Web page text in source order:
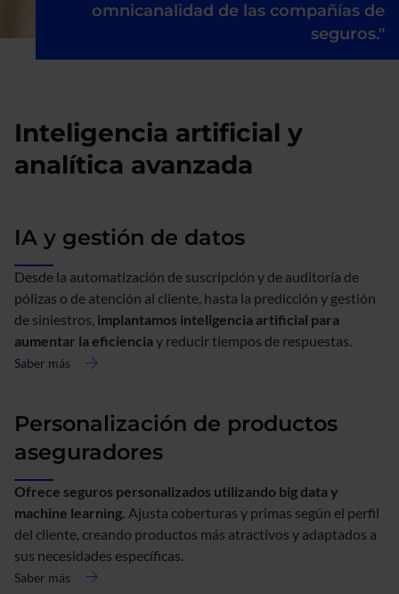
omnicanalidad de las compañías de
seguros."
Inteligencia artificial y
analítica avanzada
IA y gestión de datos
Desde la automatización de suscripción y de auditoría de
pólizas o de atención al cliente, hasta la predicción y gestión
de siniestros, implantamos inteligencia artificial para
aumentar la eficienciay reducir tiempos de respuestas.
Saber más
acerca
y
gestión
de
datos
Personalización de productos
aseguradores
Ofrece seguros personalizados utilizando big data y
machine learning. Ajusta coberturas y primas según el perfil
del cliente, creando productos más atractivos y adaptados a
sus necesidades específicas.
Saber más
acerca